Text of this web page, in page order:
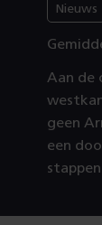
Nieuws
Aan de
geen
een
stappen.